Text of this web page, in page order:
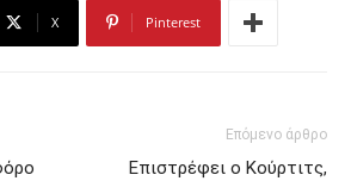
X Pinterest
Επόμενο άρθρο
Επιστρέφει ο Κούρτιτς,